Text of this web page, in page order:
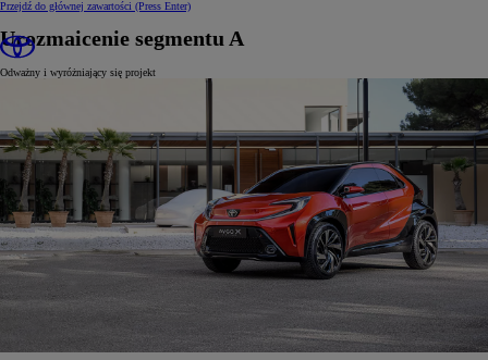
Przejdź do głównej zawartości (Press Enter)
Urozmaicenie segmentu A
Odważny i wyróżniający się projekt